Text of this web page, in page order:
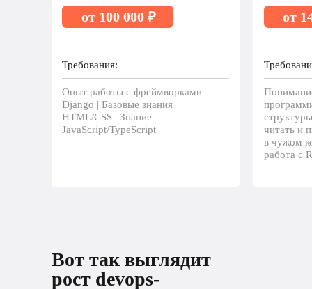
Требования:
Опыт работы с фреймворками
Django | Базовые знания
HTML/CSS | Знание
JavaScript/TypeScript
от 100 000 ₽
читать и
в чужом
работа с
от
Вот так выглядит
рост devops-
разработчика